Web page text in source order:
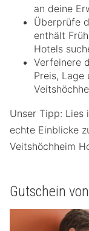
an deine
Überprüfe
enthält
Hotels
Verfeinere
Preis,
Unser Tipp: Lies
echte Einblicke
Veitshöchheim
Gutschein